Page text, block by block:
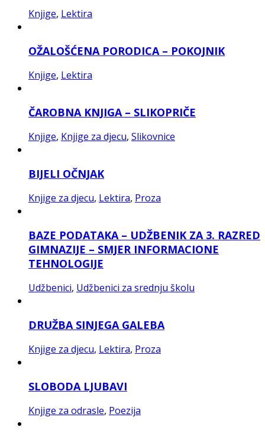
Knjige, Lektira
OŽALOŠĆENA PORODICA – POKOJNIK
Knjige, Lektira
ČAROBNA KNJIGA – SLIKOPRIČE
Knjige, Knjige za djecu, Slikovnice
BIJELI OČNJAK
Knjige za djecu, Lektira, Proza
BAZE PODATAKA – UDŽBENIK ZA 3. RAZRED
GIMNAZIJE – SMJER INFORMACIONE
TEHNOLOGIJE
Udžbenici, Udžbenici za srednju školu
DRUŽBA SINJEGA GALEBA
Knjige za djecu, Lektira, Proza
SLOBODA LJUBAVI
Knjige za odrasle, Poezija